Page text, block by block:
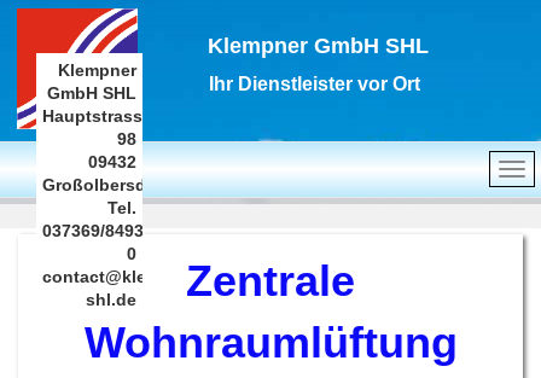
Klempner GmbH SHL
Ihr Dienstleister vor Ort
Klempner
GmbH SHL
Hauptstrasse
98
09432
Großolbersdorf
Tel.
037369/8493-
0
contact@klempner-
shl.de
Zentrale
Wohnraumlüftung